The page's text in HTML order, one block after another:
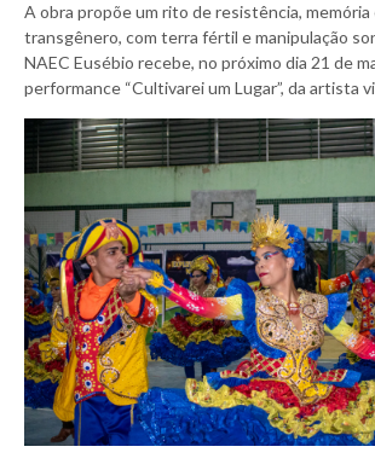
A obra propõe um rito de resistência, memória
transgênero, com terra fértil e manipulação
NAEC Eusébio recebe, no próximo dia 21 de
performance “Cultivarei um Lugar”, da artista